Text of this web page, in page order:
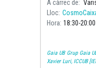
A càrrec de
Lloc
Hora 18:30 20:00
Gaia UB Grup Gaia
Xavier Luri, ICCUB